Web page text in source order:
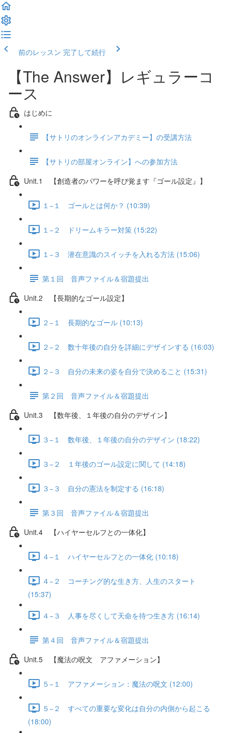
前のレッスン 完了して続行
【The Answer】レギュラーコ
ース
はじめに
【サトリのオンラインアカデミー】の受講方法
【サトリの部屋オンライン】への参加方法
Unit.1 【創造者のパワーを呼び覚ます『ゴール設定』】
１−１ ゴールとは何か？ (10:39)
１−２ ドリームキラー対策 (15:22)
１−３ 潜在意識のスイッチを入れる方法 (15:06)
第１回 音声ファイル＆宿題提出
Unit.2 【長期的なゴール設定】
２−１ 長期的なゴール (10:13)
２−２ 数十年後の自分を詳細にデザインする (16:03)
２−３ 自分の未来の姿を自分で決めること (15:31)
第２回 音声ファイル＆宿題提出
Unit.3 【数年後、１年後の自分のデザイン】
３−１ 数年後、１年後の自分のデザイン (18:22)
３−２ １年後のゴール設定に関して (14:18)
３−３ 自分の憲法を制定する (16:18)
第３回 音声ファイル＆宿題提出
Unit.4 【ハイヤーセルフとの一体化】
４−１ ハイヤーセルフとの一体化 (10:18)
４−２ コーチング的な生き方、人生のスタート
(15:37)
４−３ 人事を尽くして天命を待つ生き方 (16:14)
第４回 音声ファイル＆宿題提出
Unit.5 【魔法の呪文 アファメーション】
５−１ アファメーション：魔法の呪文 (12:00)
５−２ すべての重要な変化は自分の内側から起こる
(18:00)